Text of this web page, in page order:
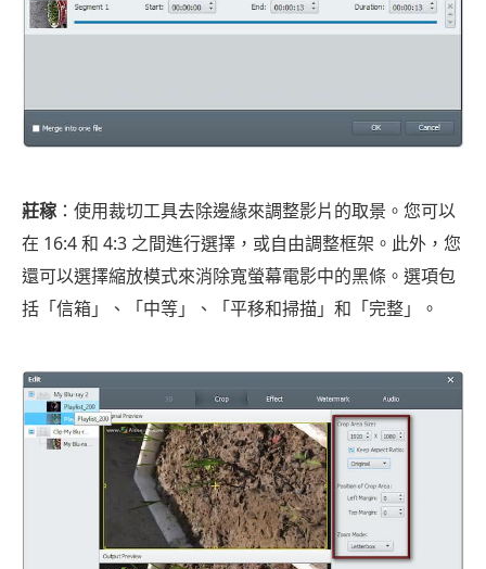
莊稼 ：使用裁切工具去除邊緣來調整影片的取景。您可以
在 16:4 和 4:3 之間進行選擇，或自由調整框架。此外，您
還可以選擇縮放模式來消除寬螢幕電影中的黑條。選項包
括「信箱」、「中等」、「平移和掃描」和「完整」。